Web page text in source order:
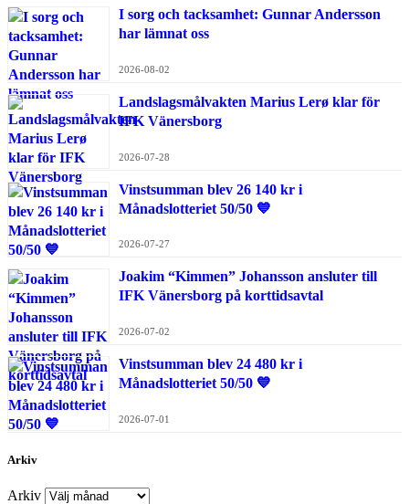
I sorg och tacksamhet: Gunnar Andersson
har lämnat oss
2026-08-02
Landslagsmålvakten Marius Lerø klar för
IFK Vänersborg
2026-07-28
Vinstsumman blev 26 140 kr i
Månadslotteriet 50/50 💙
2026-07-27
Joakim “Kimmen” Johansson ansluter till
IFK Vänersborg på korttidsavtal
2026-07-02
Vinstsumman blev 24 480 kr i
Månadslotteriet 50/50 💙
2026-07-01
Arkiv
Arkiv